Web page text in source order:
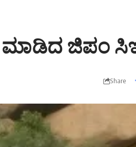
ಮಾಡಿದ ಜಿಪಂ
Share